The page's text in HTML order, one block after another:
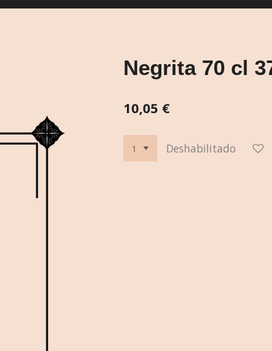
Negrita 70 cl
10,05 €
Deshabilitado